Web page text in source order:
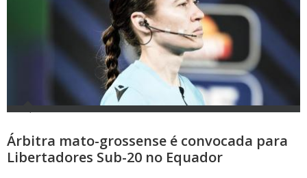
Árbitra mato-grossense é convocada para
Libertadores Sub-20 no Equador